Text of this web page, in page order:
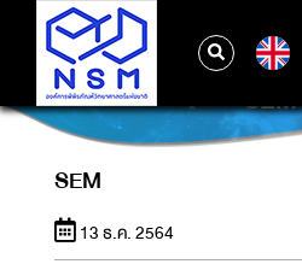
SEM
SEM
13 ธ.ค. 2564